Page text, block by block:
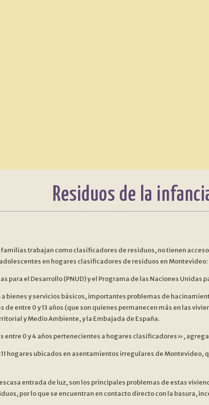
Residuos de la
trabajan como clasificadores de residuos, no tienen
en hogares clasificadores de residuos en
para el Desarrollo (PNUD) y el Programa de las Naciones Unidas
bienes y servicios básicos, importantes problemas de
de entre 0 y 13 años (que son quienes permanecen más en las
y Medio Ambiente, y la Embajada de España.
entre 0 y 4 años pertenecientes a hogares clasificadores»,
hogares ubicados en asentamientos irregulares de Montevideo,
entrada de luz, son los principales problemas de estas
por lo que se encuentran en contacto directo con la basura,